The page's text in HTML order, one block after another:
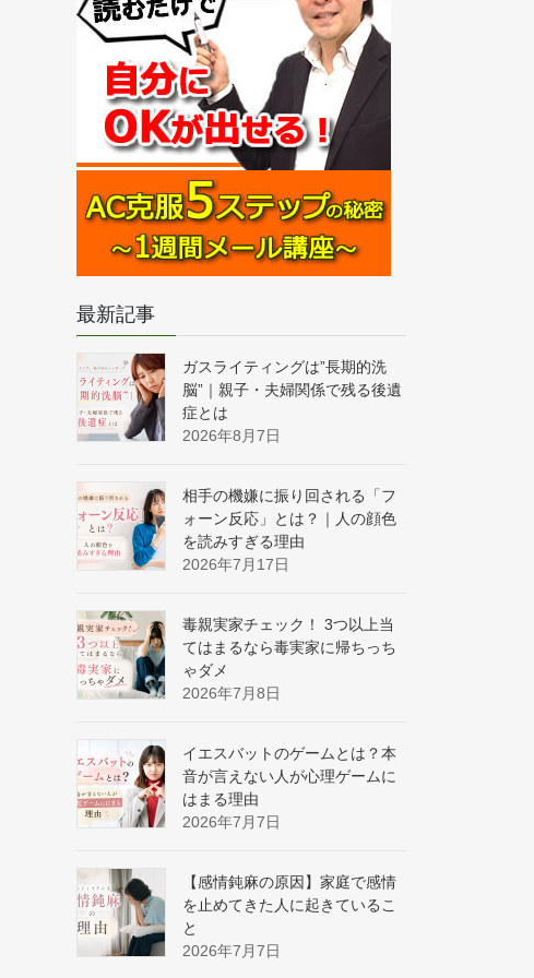
最新記事
ガスライティングは”長期的洗
脳”｜親子・夫婦関係で残る後遺
症とは
2026年8月7日
相手の機嫌に振り回される「フ
ォーン反応」とは？｜人の顔色
を読みすぎる理由
2026年7月17日
毒親実家チェック！ 3つ以上当
てはまるなら毒実家に帰ちっち
ゃダメ
2026年7月8日
イエスバットのゲームとは？本
音が言えない人が心理ゲームに
はまる理由
2026年7月7日
【感情鈍麻の原因】家庭で感情
を止めてきた人に起きているこ
と
2026年7月7日